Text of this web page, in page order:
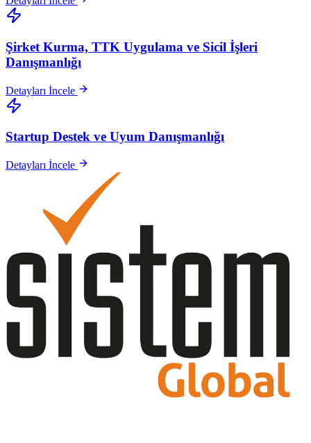
Şirket Kurma, TTK Uygulama ve Sicil İşleri
Danışmanlığı
Detayları İncele
Startup Destek ve Uyum Danışmanlığı
Detayları İncele